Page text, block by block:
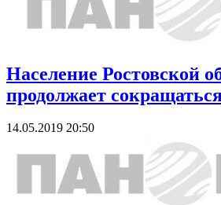
Население Ростовской
продолжает
14.05.2019 20:50